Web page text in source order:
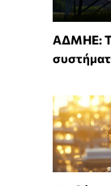
ΑΔΜΗΕ: Τι